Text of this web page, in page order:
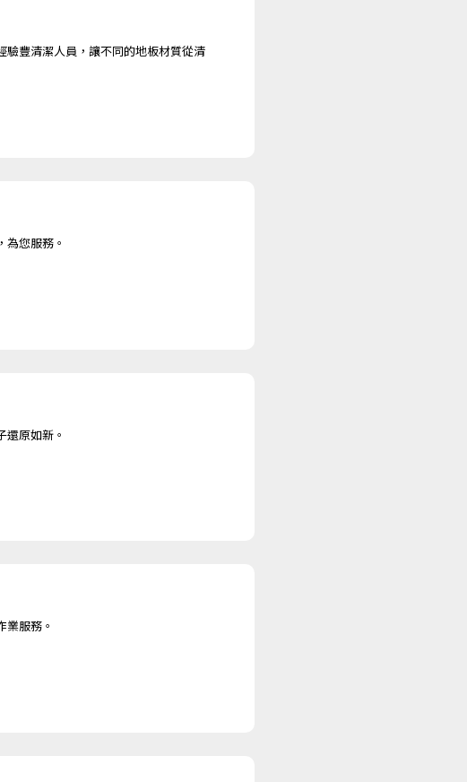
豐清潔人員，讓不同的地板材質從清
您服務。
原如新。
服務。